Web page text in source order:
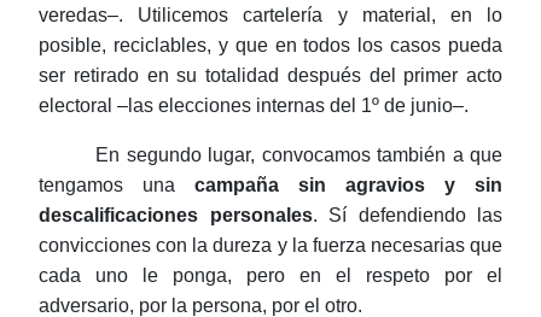
veredas–. Utilicemoscartelería y material, en lo
posible, reciclables, y que en todos los casos pueda
ser retirado en su totalidad después del primer acto
electoral –las elecciones internas del 1º de junio–.
En segundo lugar, convocamos también a que
tengamos una campaña
sin agravios y sin
descalificaciones personales. Sí defendiendo las
convicciones con la dureza y la fuerza necesarias que
cada uno le ponga, pero en el respeto por el
adversario, por la persona, por el otro.